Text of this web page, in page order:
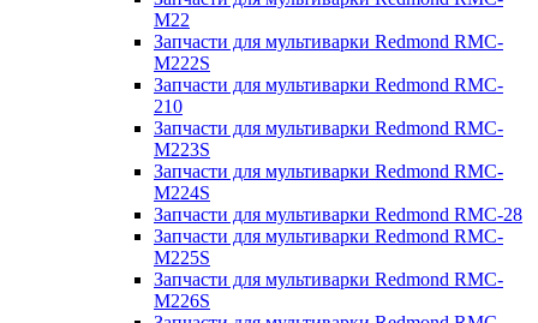
M22
Запчасти для мультиварки Redmond RMC-
M222S
Запчасти для мультиварки Redmond RMC-
210
Запчасти для мультиварки Redmond RMC-
M223S
Запчасти для мультиварки Redmond RMC-
M224S
Запчасти для мультиварки Redmond RMC-28
Запчасти для мультиварки Redmond RMC-
M225S
Запчасти для мультиварки Redmond RMC-
M226S